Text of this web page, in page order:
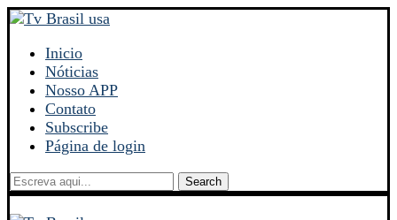
Inicio
Nóticias
Nosso APP
Contato
Subscribe
Página de login
Search